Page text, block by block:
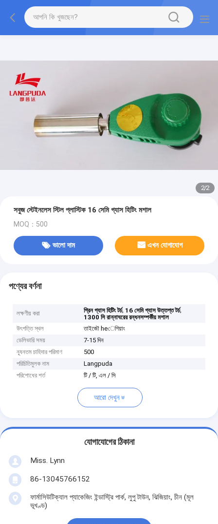
2/2
সবুজ স্টেইনলেস স্টিল প্লাস্টিক 16 সেমি গ্যাস হিটিং মশাল
MOQ：500
ভালো দাম এখন যোগাযোগ
পণ্যের বর্ণনা
লক্ষণীয় করা গ্রিন গ্যাস হিটিং টর্চ, 16 সেমি গ্যাস উত্তপ্ত টর্চ,
1300 সি রান্নাঘরের রন্ধনসম্পর্কীয় মশাল
উৎপত্তি স্থল
তাইজৌ heেগিয়াং
ডেলিভারি সময়
7-15 দিন
ন্যূনতম চাহিদার পরিমাণ
500
পরিচিতিমুলক নাম
Langpuda
পরিশোধের শর্ত
টি / টি, এল / সি
আরো দেখুন
যোগাযোগের ঠিকানা
Miss. Lynn
86-13045766152
ফার্মাসিউটিক্যাল প্যাকেজিং ইন্ডাস্ট্রি পার্ক, লুপু টাউন, ঝিজিয়াং, চীন (মূল
ভূখণ্ড)